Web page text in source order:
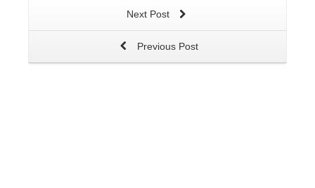
Next Post
Previous Post